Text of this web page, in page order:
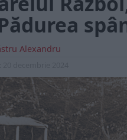
Alexandru